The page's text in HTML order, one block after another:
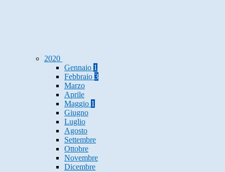
2020
Gennaio 1
Febbraio 3
Marzo
Aprile
Maggio 1
Giugno
Luglio
Agosto
Settembre
Ottobre
Novembre
Dicembre